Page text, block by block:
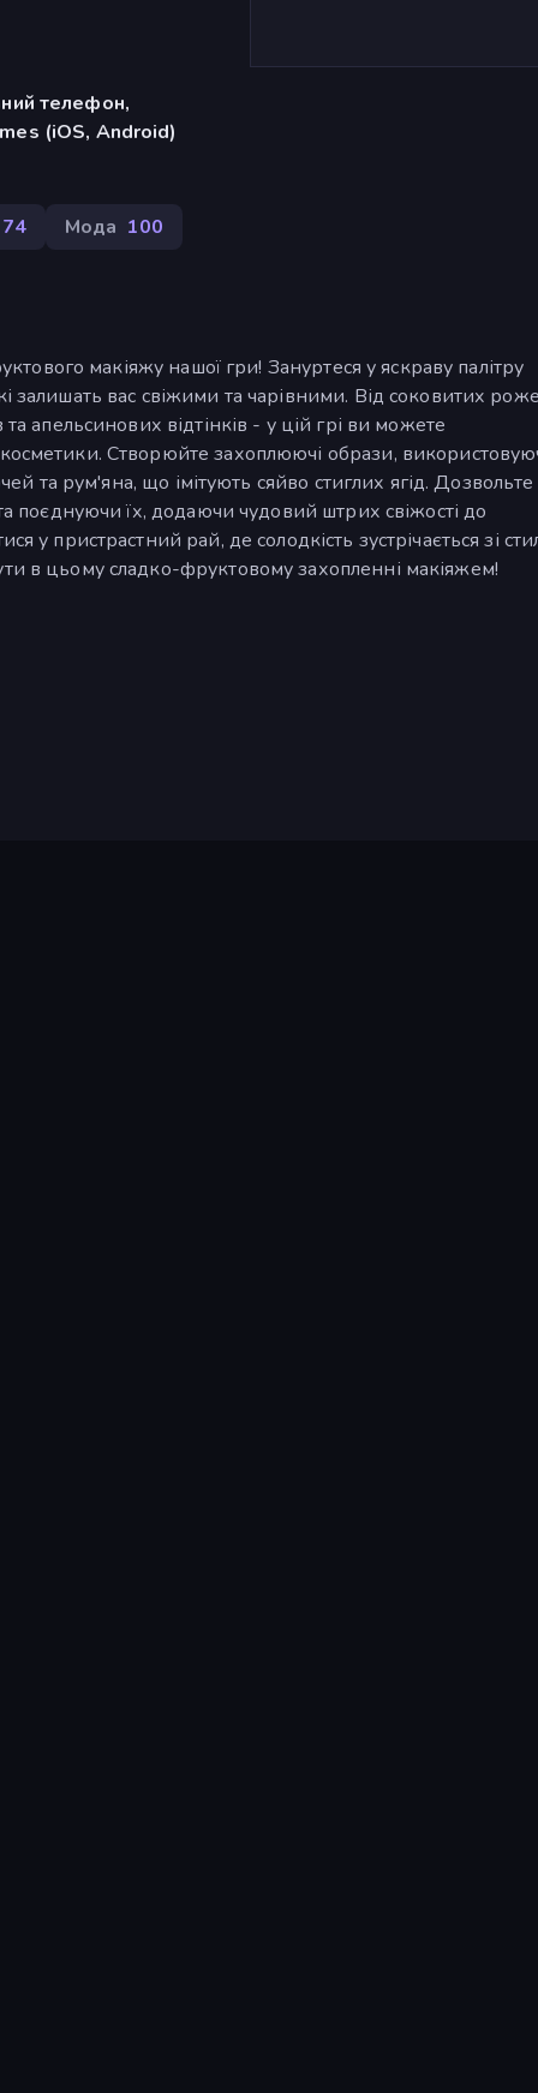
телефон,
(iOS, Android)
Мода 100
макіяжу нашої гри! Зануртеся у яскраву палітру
залишать вас свіжими та чарівними. Від соковитих
апельсинових відтінків - у цій грі ви можете
Створюйте захоплюючі образи,
та рум'яна, що імітують сяйво стиглих ягід.
поєднуючи їх, додаючи чудовий штрих свіжості до
у пристрастний рай, де солодкість зустрічається зі
в цьому сладко-фруктовому захопленні макіяжем!